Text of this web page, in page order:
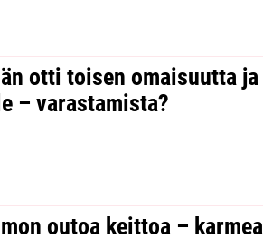
otti toisen omaisuutta ja
– varastamista?
outoa keittoa – karmea